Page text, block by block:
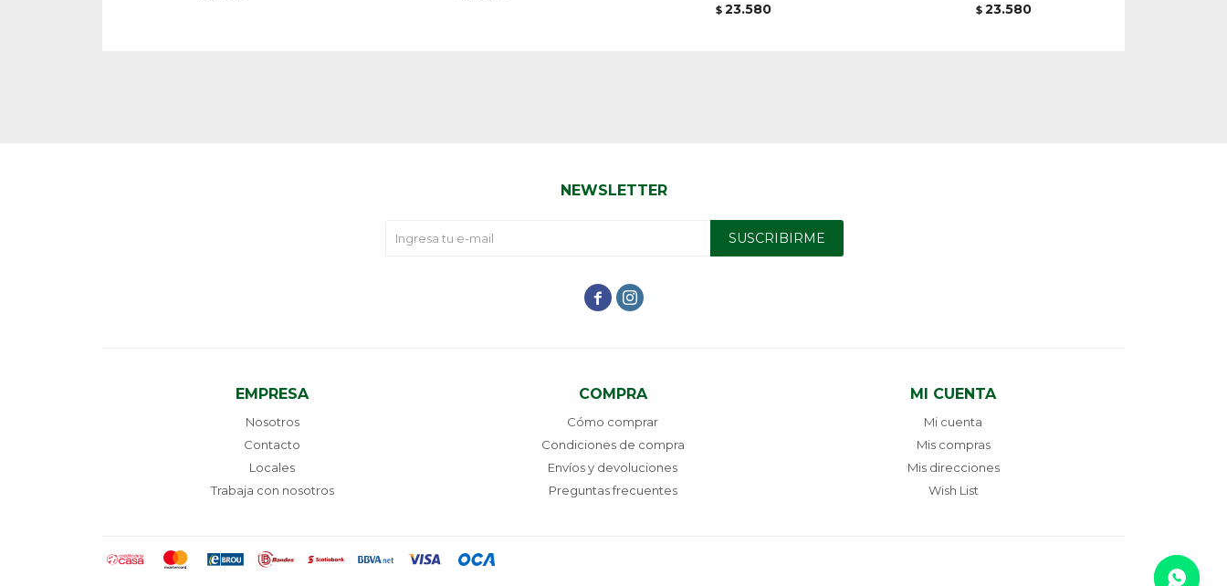
$ 23.580 $ 23.580
EMPRESA
Nosotros
Contacto
Locales
Trabaja con nosotros
COMPRA
Cómo comprar
Condiciones de compra
Envíos y devoluciones
Preguntas frecuentes
MI CUENTA
Mi cuenta
Mis compras
Mis direcciones
Wish List
NEWSLETTER
SUSCRIBIRME
 